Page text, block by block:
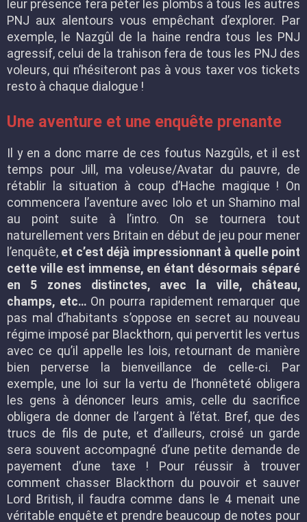
leur présence fera péter les plombs à tous les autres
PNJ aux alentours vous empêchant d’explorer. Par
exemple, le Nazgûl de la haine rendra tous les PNJ
agressif, celui de la trahison fera de tous les PNJ des
voleurs, qui n’hésiteront pas à vous taxer vos tickets
resto à chaque dialogue !
Une aventure et une enquête prenante
Il y en a donc marre de ces foutus Nazgûls, et il est
temps pour Jill, ma voleuse/Avatar du pauvre, de
rétablir la situation à coup d’Hache magique ! On
commencera l’aventure avec Iolo et un Shamino mal
au point suite à l’intro. On se tournera tout
naturellement vers Britain en début de jeu pour mener
l’enquête, et c’est déjà impressionnant à quelle point
cette ville est immense, en étant désormais séparé
en 5 zones distinctes, avec la ville, château,
champs, etc…On pourra rapidement remarquer que
pas mal d’habitants s’oppose en secret au nouveau
régime imposé par Blackthorn, qui pervertit les vertus
avec ce qu’il appelle les lois, retournant de manière
bien perverse la bienveillance de celle-ci. Par
exemple, une loi sur la vertu de l’honnêteté obligera
les gens à dénoncer leurs amis, celle du sacrifice
obligera de donner de l’argent à l’état. Bref, que des
trucs de fils de pute, et d’ailleurs, croisé un garde
sera souvent accompagné d’une petite demande de
payement d’une taxe ! Pour réussir à trouver
comment chasser Blackthorn du pouvoir et sauver
Lord British, il faudra comme dans le 4 menait une
véritable enquête et prendre beaucoup de notes pour